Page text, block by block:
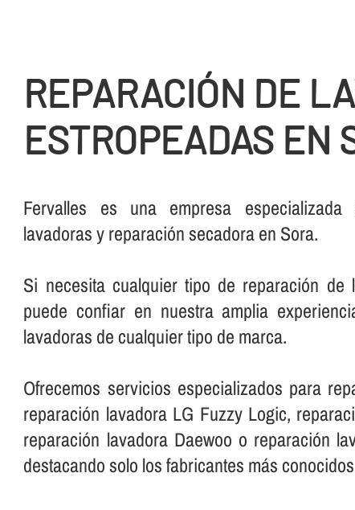
REPARACIÓN DE
ESTROPEADAS EN
Fervalles es una empresa
lavadoras y reparación secadora en Sora.
Si necesita cualquier tipo de reparación de
puede confiar en nuestra amplia
lavadoras de cualquier tipo de marca.
Ofrecemos servicios especializados para
reparación lavadora LG Fuzzy Logic,
reparación lavadora Daewoo o reparación
destacando solo los fabricantes más